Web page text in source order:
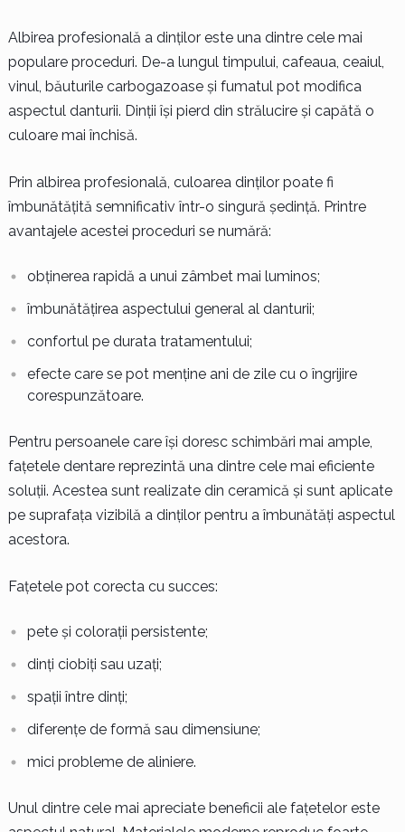
Albirea profesională a dinților este una dintre cele mai
populare proceduri. De-a lungul timpului, cafeaua, ceaiul,
vinul, băuturile carbogazoase și fumatul pot modifica
aspectul danturii. Dinții își pierd din strălucire și capătă o
culoare mai închisă.
Prin albirea profesională, culoarea dinților poate fi
îmbunătățită semnificativ într-o singură ședință. Printre
avantajele acestei proceduri se numără:
obținerea rapidă a unui zâmbet mai luminos;
îmbunătățirea aspectului general al danturii;
confortul pe durata tratamentului;
efecte care se pot menține ani de zile cu o îngrijire
corespunzătoare.
Pentru persoanele care își doresc schimbări mai ample,
fațetele dentare reprezintă una dintre cele mai eficiente
soluții. Acestea sunt realizate din ceramică și sunt aplicate
pe suprafața vizibilă a dinților pentru a îmbunătăți aspectul
acestora.
Fațetele pot corecta cu succes:
pete și colorații persistente;
dinți ciobiți sau uzați;
spații între dinți;
diferențe de formă sau dimensiune;
mici probleme de aliniere.
Unul dintre cele mai apreciate beneficii ale fațetelor este